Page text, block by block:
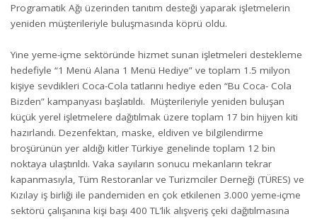
Programatik Ağı üzerinden tanıtım desteği yaparak işletmelerin
yeniden müşterileriyle buluşmasında köprü oldu.
Yine yeme-içme sektöründe hizmet sunan işletmeleri destekleme
hedefiyle “1 Menü Alana 1 Menü Hediye” ve toplam 1.5 milyon
kişiye sevdikleri Coca-Cola tatlarını hediye eden “Bu Coca- Cola
Bizden” kampanyası başlatıldı. Müşterileriyle yeniden buluşan
küçük yerel işletmelere dağıtılmak üzere toplam 17 bin hijyen kiti
hazırlandı. Dezenfektan, maske, eldiven ve bilgilendirme
broşürünün yer aldığı kitler Türkiye genelinde toplam 12 bin
noktaya ulaştırıldı. Vaka sayıların sonucu mekanların tekrar
kapanmasıyla, Tüm Restoranlar ve Turizmciler Derneği (TÜRES) ve
Kızılay iş birliği ile pandemiden en çok etkilenen 3.000 yeme-içme
sektörü çalışanına kişi başı 400 TL’lik alışveriş çeki dağıtılmasına